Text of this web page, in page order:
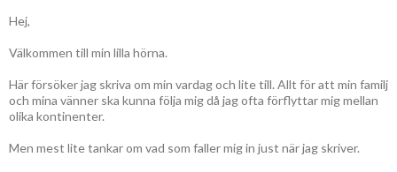
Hej,
Välkommen till min lilla hörna.
Här försöker jag skriva om min vardag och lite till. Allt för att min familj
och mina vänner ska kunna följa mig då jag ofta förflyttar mig mellan
olika kontinenter.
Men mest lite tankar om vad som faller mig in just när jag skriver.